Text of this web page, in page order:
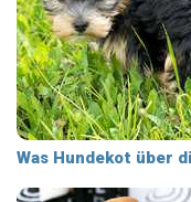
Was Hundekot über